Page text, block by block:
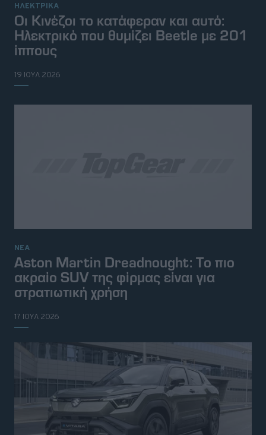
ΗΛΕΚΤΡΙΚΑ
Οι Κινέζοι το κατάφεραν και αυτό:
Ηλεκτρικό που θυμίζει Beetle με 201
ίππους
19 ΙΟΥΛ 2026
ΝΕΑ
Aston Martin Dreadnought: Tο πιο
ακραίο SUV της φίρμας είναι για
στρατιωτική χρήση
17 ΙΟΥΛ 2026